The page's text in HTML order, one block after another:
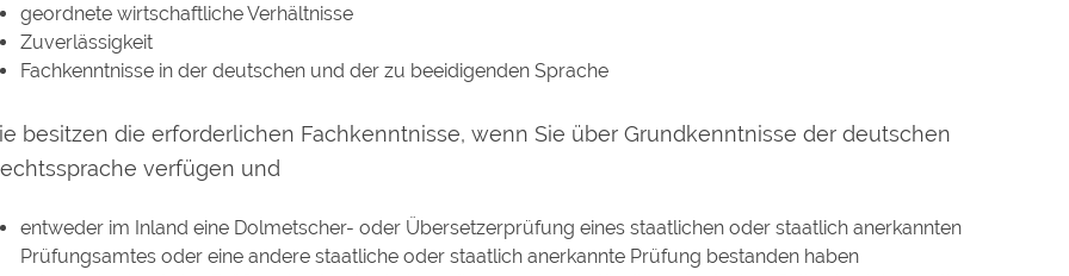
geordnete wirtschaftliche Verhältnisse
Zuverlässigkeit
Fachkenntnisse in der deutschen und der zu beeidigenden Sprache
besitzen die erforderlichen Fachkenntnisse, wenn Sie über Grundkenntnisse der deutschen
verfügen und
entweder im Inland eine Dolmetscher- oder Übersetzerprüfung eines staatlichen oder staatlich anerkannten
Prüfungsamtes oder eine andere staatliche oder staatlich anerkannte Prüfung bestanden haben